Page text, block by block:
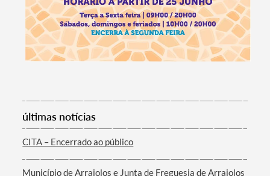
Categorias gerais
últimas notícias
CITA – Encerrado ao público
Município de Arraiolos e Junta de Freguesia de Arraiolos